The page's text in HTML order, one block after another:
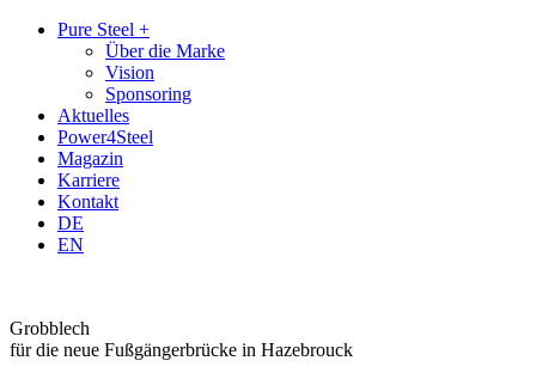
Zum
Zum
Hauptmenü
Pure Steel +
Über die Marke
Vision
Sponsoring
Aktuelles
Power4Steel
Magazin
Karriere
Kontakt
DE
EN
Grobblech
für die neue Fußgängerbrücke in Hazebrouck